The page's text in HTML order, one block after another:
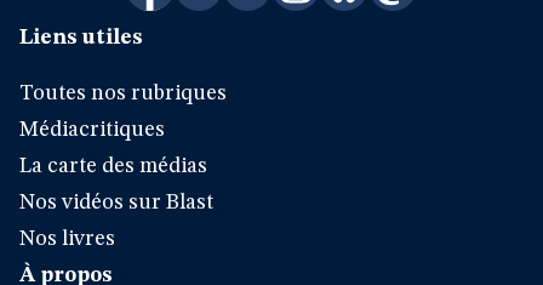
Liens utiles
Toutes nos rubriques
Médiacritiques
La carte des médias
Nos vidéos sur Blast
Nos livres
À propos